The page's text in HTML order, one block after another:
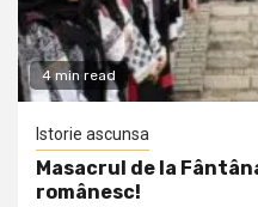
4 min read
Istorie ascunsa
Masacrul de la
românesc!